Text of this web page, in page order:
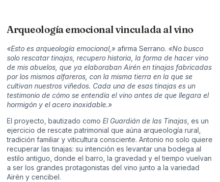
Arqueología emocional vinculada al vino
«Esto es arqueología emocional,» afirma Serrano. «No busco
solo rescatar tinajas, recupero historia, la forma de hacer vino
de mis abuelos, que ya elaboraban Airén en tinajas fabricadas
por los mismos alfareros, con la misma tierra en la que se
cultivan nuestros viñedos. Cada una de esas tinajas es un
testimonio de cómo se entendía el vino antes de que llegara el
hormigón y el acero inoxidable.»
El proyecto, bautizado como El Guardián de las Tinajas , es un
ejercicio de rescate patrimonial que aúna arqueología rural,
tradición familiar y viticultura consciente. Antonio no solo quiere
recuperar las tinajas: su intención es levantar una bodega al
estilo antiguo, donde el barro, la gravedad y el tiempo vuelvan
a ser los grandes protagonistas del vino junto a la variedad
Airén y cencibel.